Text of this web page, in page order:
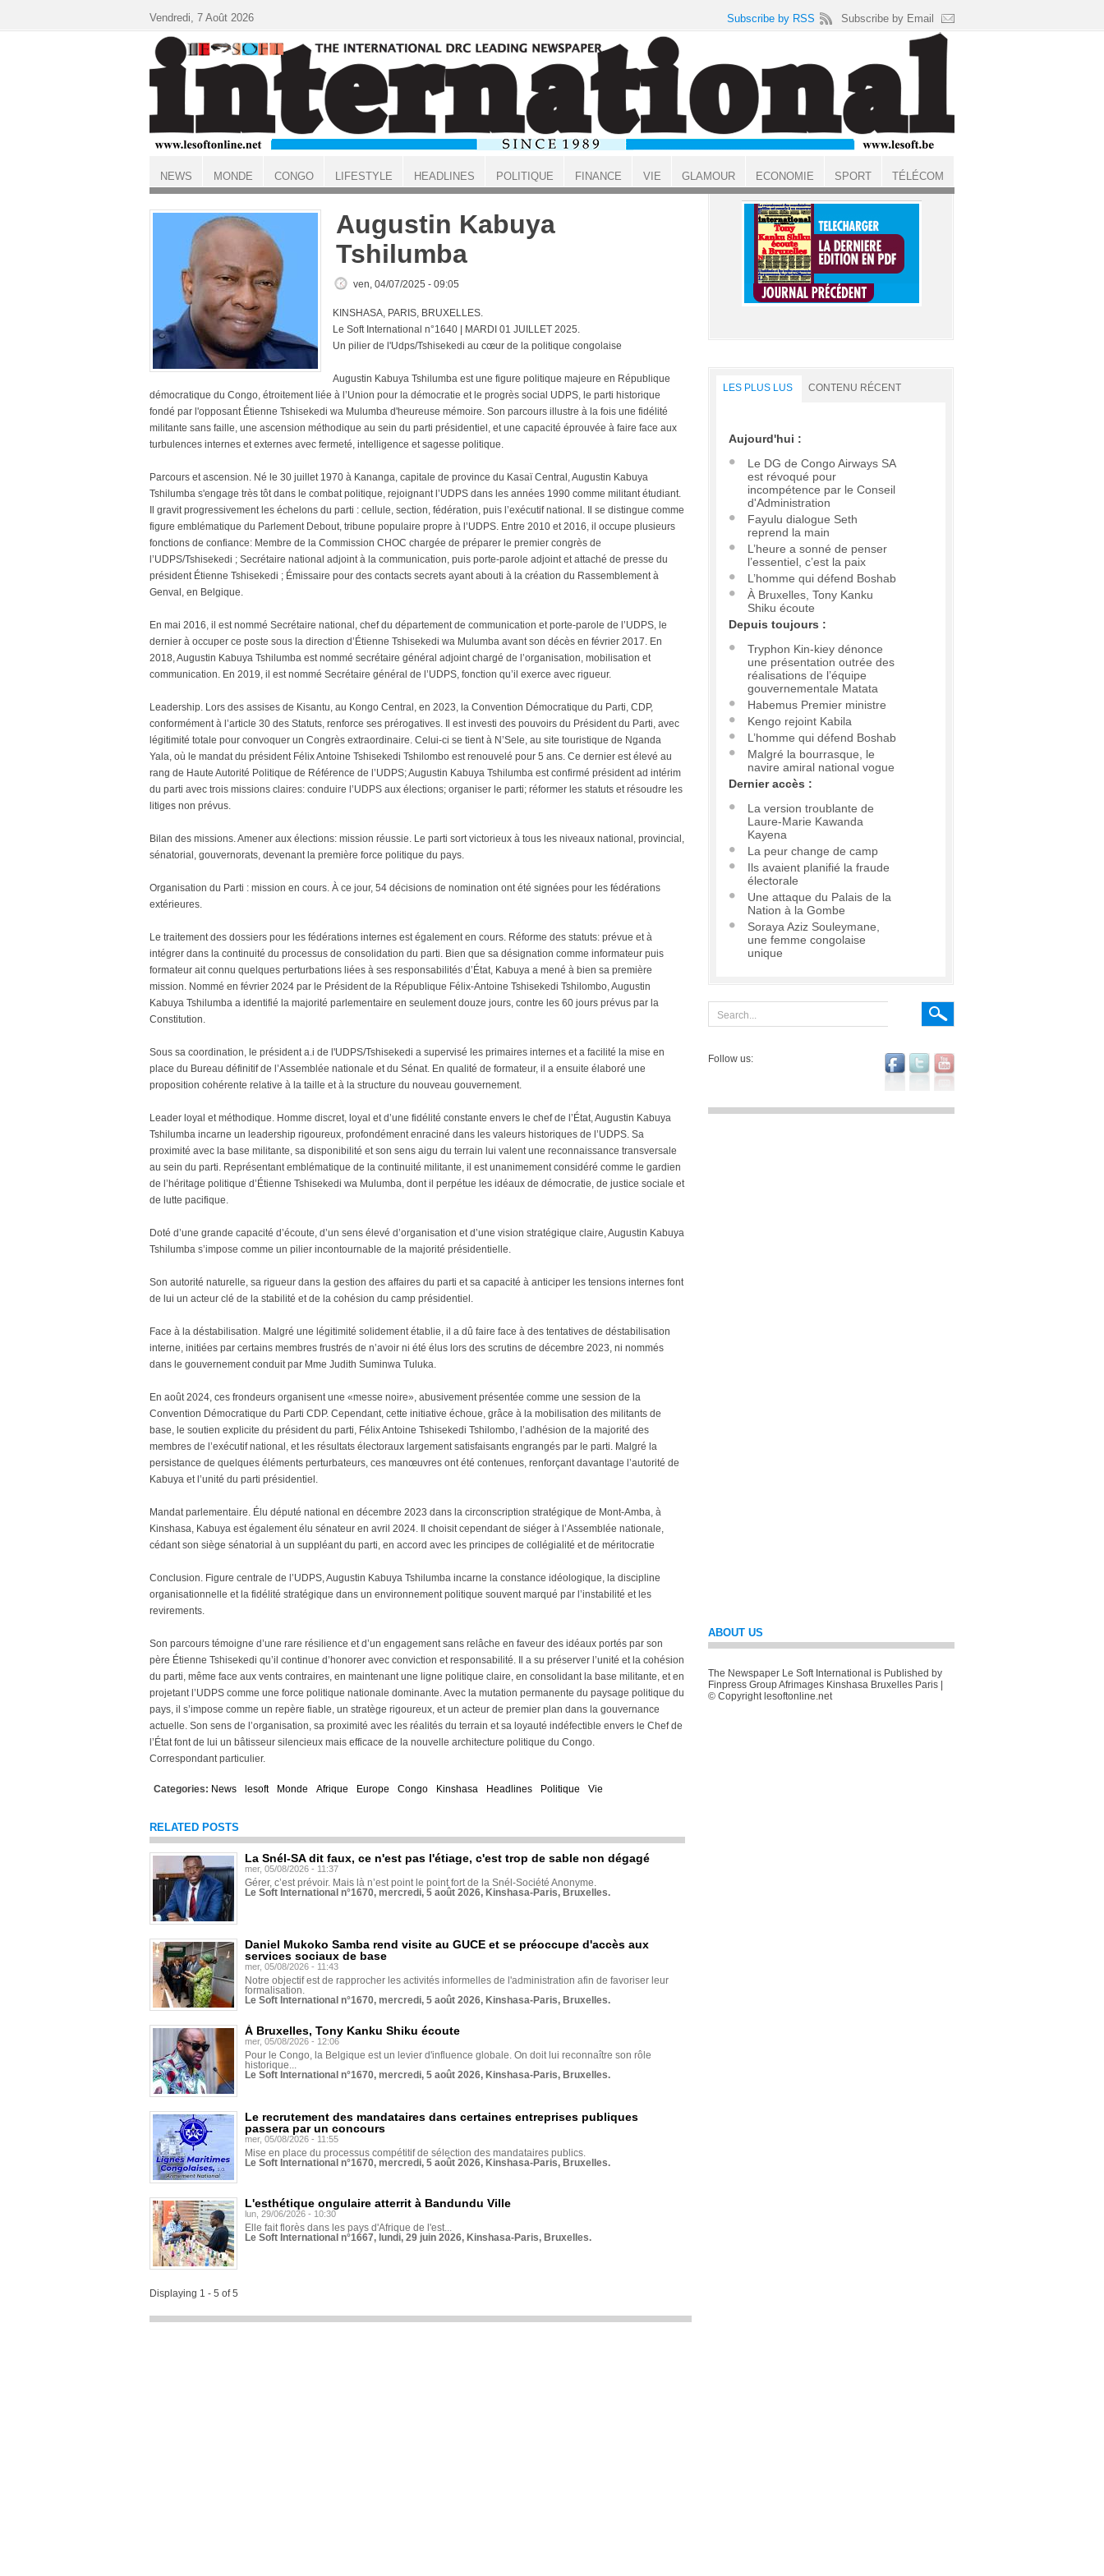
ACCUEIL
Augustin Kabuya
Tshilumba
ven, 04/07/2025 - 09:05
KINSHASA, PARIS, BRUXELLES.
Le Soft International n°1640 | MARDI 01 JUILLET 2025.
Un pilier de l'Udps/Tshisekedi au cœur de la politique congolaise
Augustin Kabuya Tshilumba est une figure politique majeure en République
démocratique du Congo, étroitement liée à l’Union pour la démocratie et le progrès social UDPS, le parti historique
fondé par l'opposant Étienne Tshisekedi wa Mulumba d'heureuse mémoire. Son parcours illustre à la fois une fidélité
militante sans faille, une ascension méthodique au sein du parti présidentiel, et une capacité éprouvée à faire face aux
turbulences internes et externes avec fermeté, intelligence et sagesse politique.
Parcours et ascension. Né le 30 juillet 1970 à Kananga, capitale de province du Kasaï Central, Augustin Kabuya
Tshilumba s'engage très tôt dans le combat politique, rejoignant l’UDPS dans les années 1990 comme militant étudiant.
Il gravit progressivement les échelons du parti : cellule, section, fédération, puis l’exécutif national. Il se distingue comme
figure emblématique du Parlement Debout, tribune populaire propre à l’UDPS. Entre 2010 et 2016, il occupe plusieurs
fonctions de confiance: Membre de la Commission CHOC chargée de préparer le premier congrès de
l’UDPS/Tshisekedi ; Secrétaire national adjoint à la communication, puis porte-parole adjoint et attaché de presse du
président Étienne Tshisekedi ; Émissaire pour des contacts secrets ayant abouti à la création du Rassemblement à
Genval, en Belgique.
En mai 2016, il est nommé Secrétaire national, chef du département de communication et porte-parole de l’UDPS, le
dernier à occuper ce poste sous la direction d’Étienne Tshisekedi wa Mulumba avant son décès en février 2017. En
2018, Augustin Kabuya Tshilumba est nommé secrétaire général adjoint chargé de l’organisation, mobilisation et
communication. En 2019, il est nommé Secrétaire général de l’UDPS, fonction qu’il exerce avec rigueur.
Leadership. Lors des assises de Kisantu, au Kongo Central, en 2023, la Convention Démocratique du Parti, CDP,
conformément à l’article 30 des Statuts, renforce ses prérogatives. Il est investi des pouvoirs du Président du Parti, avec
légitimité totale pour convoquer un Congrès extraordinaire. Celui-ci se tient à N’Sele, au site touristique de Nganda
Yala, où le mandat du président Félix Antoine Tshisekedi Tshilombo est renouvelé pour 5 ans. Ce dernier est élevé au
rang de Haute Autorité Politique de Référence de l’UDPS; Augustin Kabuya Tshilumba est confirmé président ad intérim
du parti avec trois missions claires: conduire l’UDPS aux élections; organiser le parti; réformer les statuts et résoudre les
litiges non prévus.
Bilan des missions. Amener aux élections: mission réussie. Le parti sort victorieux à tous les niveaux national, provincial,
sénatorial, gouvernorats, devenant la première force politique du pays.
Organisation du Parti : mission en cours. À ce jour, 54 décisions de nomination ont été signées pour les fédérations
extérieures.
Le traitement des dossiers pour les fédérations internes est également en cours. Réforme des statuts: prévue et à
intégrer dans la continuité du processus de consolidation du parti. Bien que sa désignation comme informateur puis
formateur ait connu quelques perturbations liées à ses responsabilités d’État, Kabuya a mené à bien sa première
mission. Nommé en février 2024 par le Président de la République Félix-Antoine Tshisekedi Tshilombo, Augustin
Kabuya Tshilumba a identifié la majorité parlementaire en seulement douze jours, contre les 60 jours prévus par la
Constitution.
Sous sa coordination, le président a.i de l'UDPS/Tshisekedi a supervisé les primaires internes et a facilité la mise en
place du Bureau définitif de l’Assemblée nationale et du Sénat. En qualité de formateur, il a ensuite élaboré une
proposition cohérente relative à la taille et à la structure du nouveau gouvernement.
Leader loyal et méthodique. Homme discret, loyal et d’une fidélité constante envers le chef de l’État, Augustin Kabuya
Tshilumba incarne un leadership rigoureux, profondément enraciné dans les valeurs historiques de l’UDPS. Sa
proximité avec la base militante, sa disponibilité et son sens aigu du terrain lui valent une reconnaissance transversale
au sein du parti. Représentant emblématique de la continuité militante, il est unanimement considéré comme le gardien
de l’héritage politique d’Étienne Tshisekedi wa Mulumba, dont il perpétue les idéaux de démocratie, de justice sociale et
de lutte pacifique.
Doté d’une grande capacité d’écoute, d’un sens élevé d’organisation et d’une vision stratégique claire, Augustin Kabuya
Tshilumba s’impose comme un pilier incontournable de la majorité présidentielle.
Son autorité naturelle, sa rigueur dans la gestion des affaires du parti et sa capacité à anticiper les tensions internes font
de lui un acteur clé de la stabilité et de la cohésion du camp présidentiel.
Face à la déstabilisation. Malgré une légitimité solidement établie, il a dû faire face à des tentatives de déstabilisation
interne, initiées par certains membres frustrés de n’avoir ni été élus lors des scrutins de décembre 2023, ni nommés
dans le gouvernement conduit par Mme Judith Suminwa Tuluka.
En août 2024, ces frondeurs organisent une «messe noire», abusivement présentée comme une session de la
Convention Démocratique du Parti CDP. Cependant, cette initiative échoue, grâce à la mobilisation des militants de
base, le soutien explicite du président du parti, Félix Antoine Tshisekedi Tshilombo, l’adhésion de la majorité des
membres de l’exécutif national, et les résultats électoraux largement satisfaisants engrangés par le parti. Malgré la
persistance de quelques éléments perturbateurs, ces manœuvres ont été contenues, renforçant davantage l’autorité de
Kabuya et l’unité du parti présidentiel.
Mandat parlementaire. Élu député national en décembre 2023 dans la circonscription stratégique de Mont-Amba, à
Kinshasa, Kabuya est également élu sénateur en avril 2024. Il choisit cependant de siéger à l’Assemblée nationale,
cédant son siège sénatorial à un suppléant du parti, en accord avec les principes de collégialité et de méritocratie
Conclusion. Figure centrale de l’UDPS, Augustin Kabuya Tshilumba incarne la constance idéologique, la discipline
organisationnelle et la fidélité stratégique dans un environnement politique souvent marqué par l’instabilité et les
revirements.
Son parcours témoigne d’une rare résilience et d’un engagement sans relâche en faveur des idéaux portés par son
père Étienne Tshisekedi qu’il continue d’honorer avec conviction et responsabilité. Il a su préserver l’unité et la cohésion
du parti, même face aux vents contraires, en maintenant une ligne politique claire, en consolidant la base militante, et en
projetant l’UDPS comme une force politique nationale dominante. Avec la mutation permanente du paysage politique du
pays, il s’impose comme un repère fiable, un stratège rigoureux, et un acteur de premier plan dans la gouvernance
actuelle. Son sens de l’organisation, sa proximité avec les réalités du terrain et sa loyauté indéfectible envers le Chef de
l’État font de lui un bâtisseur silencieux mais efficace de la nouvelle architecture politique du Congo.
Correspondant particulier.
Categories: News lesoft Monde Afrique Europe Congo Kinshasa Headlines Politique Vie
RELATED POSTS
La Snél-SA dit faux, ce n'est pas l'étiage, c'est trop de sable non dégagé
mer, 05/08/2026 - 11:37
Gérer, c’est prévoir. Mais là n’est point le point fort de la Snél-Société Anonyme.
Le Soft International n°1670, mercredi, 5 août 2026, Kinshasa-Paris, Bruxelles.
Daniel Mukoko Samba rend visite au GUCE et se préoccupe d'accès aux
services sociaux de base
mer, 05/08/2026 - 11:43
Notre objectif est de rapprocher les activités informelles de l'administration afin de favoriser leur
formalisation.
Le Soft International n°1670, mercredi, 5 août 2026, Kinshasa-Paris, Bruxelles.
À Bruxelles, Tony Kanku Shiku écoute
mer, 05/08/2026 - 12:06
Pour le Congo, la Belgique est un levier d'influence globale. On doit lui reconnaître son rôle
historique...
Le Soft International n°1670, mercredi, 5 août 2026, Kinshasa-Paris, Bruxelles.
Le recrutement des mandataires dans certaines entreprises publiques
passera par un concours
mer, 05/08/2026 - 11:55
Mise en place du processus compétitif de sélection des mandataires publics.
Le Soft International n°1670, mercredi, 5 août 2026, Kinshasa-Paris, Bruxelles.
L'esthétique ongulaire atterrit à Bandundu Ville
lun, 29/06/2026 - 10:30
Elle fait florès dans les pays d'Afrique de l'est...
Le Soft International n°1667, lundi, 29 juin 2026, Kinshasa-Paris, Bruxelles.
Displaying 1 - 5 of 5
LES PLUS LUS CONTENU RÉCENT
Aujourd'hui :
Le DG de Congo Airways SA
est révoqué pour
incompétence par le Conseil
d'Administration
Fayulu dialogue Seth
reprend la main
L’heure a sonné de penser
l’essentiel, c’est la paix
L’homme qui défend Boshab
À Bruxelles, Tony Kanku
Shiku écoute
Depuis toujours :
Tryphon Kin-kiey dénonce
une présentation outrée des
réalisations de l’équipe
gouvernementale Matata
Habemus Premier ministre
Kengo rejoint Kabila
L’homme qui défend Boshab
Malgré la bourrasque, le
navire amiral national vogue
Dernier accès :
La version troublante de
Laure-Marie Kawanda
Kayena
La peur change de camp
Ils avaient planifié la fraude
électorale
Une attaque du Palais de la
Nation à la Gombe
Soraya Aziz Souleymane,
une femme congolaise
unique
Follow us:
ABOUT US
The Newspaper Le Soft International is Published by
Finpress Group Afrimages Kinshasa Bruxelles Paris |
© Copyright lesoftonline.net
Vendredi, 7 Août 2026 Subscribe by RSS Subscribe by Email
NEWS MONDE CONGO LIFESTYLE HEADLINES POLITIQUE FINANCE VIE GLAMOUR ECONOMIE SPORT TÉLÉCOM